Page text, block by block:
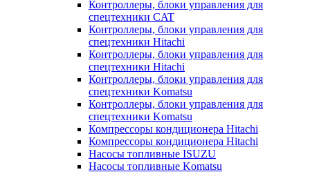
Контроллеры, блоки управления для
спецтехники CAT
Контроллеры, блоки управления для
спецтехники Hitachi
Контроллеры, блоки управления для
спецтехники Hitachi
Контроллеры, блоки управления для
спецтехники Komatsu
Контроллеры, блоки управления для
спецтехники Komatsu
Компрессоры кондиционера Hitachi
Компрессоры кондиционера Hitachi
Насосы топливные ISUZU
Насосы топливные Komatsu